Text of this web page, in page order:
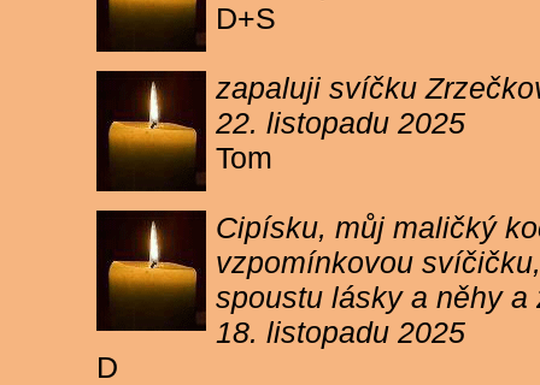
D+S
zapaluji svíčku
22. listopadu 2025
Tom
Cipísku, můj maličký
vzpomínkovou
spoustu lásky a něhy
18. listopadu 2025
D